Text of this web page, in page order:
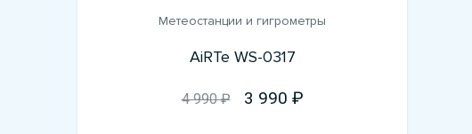
Метеостанции и гигрометры
AiRTe WS-0317
4 990 ₽ 3 990